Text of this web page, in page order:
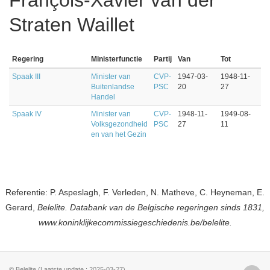
Straten Waillet
Regering Ministerfunctie Partij Van Tot
Spaak III
Minister van
Buitenlandse
Handel
CVP-
PSC
1947-03-
20
1948-11-
27
Spaak IV
Minister van
Volksgezondheid
en van het Gezin
CVP-
PSC
1948-11-
27
1949-08-
11
Referentie: P. Aspeslagh, F. Verleden, N. Matheve, C. Heyneman, E.
Gerard, Belelite. Databank van de Belgische regeringen sinds 1831,
www.koninklijkecommissiegeschiedenis.be/belelite.